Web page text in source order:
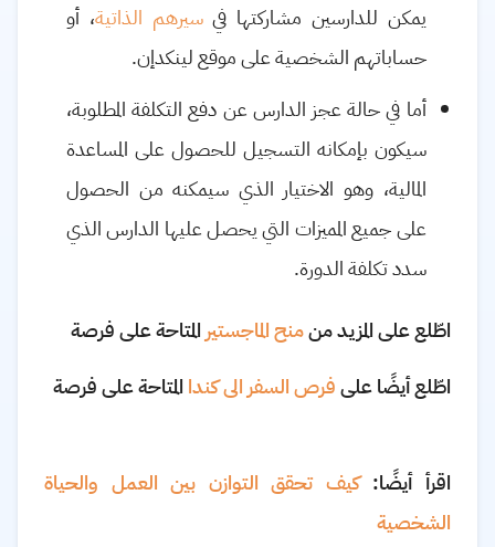
يمكن للدارسين مشاركتها فيسيرهم الذاتية، أو
حساباتهم الشخصية على موقع لينكدإن.
أما في حالة عجز الدارس عن دفع التكلفة المطلوبة،
سيكون بإمكانه التسجيل للحصول على المساعدة
المالية، وهو الاختيار الذي سيمكنه من الحصول
على جميع المميزات التي يحصل عليها الدارس الذي
سدد تكلفة الدورة.
اطّلع على المزيد منمنح الماجستير المتاحة على فرصة
اطّلع أيضًا علىفرص السفر الى كندا المتاحة على فرصة
اقرأ أيضًا:كيف تحقق التوازن بين العمل والحياة
الشخصية